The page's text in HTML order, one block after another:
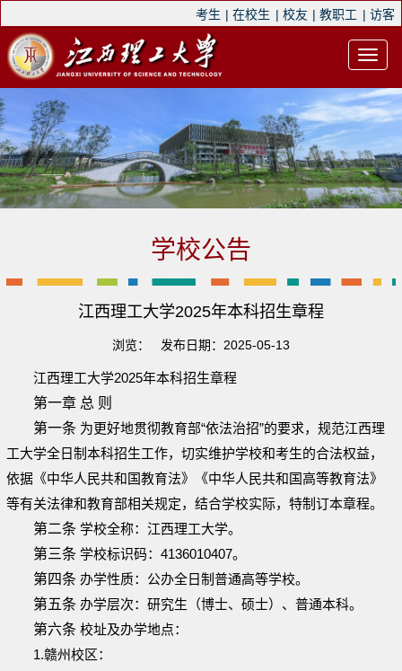
考生 | 在校生 | 校友 | 教职工 | 访客
学校公告
江西理工大学2025年本科招生章程
浏览： 发布日期：2025-05-13
江西理工大学2025年本科招生章程
第一章 总 则
第一条 为更好地贯彻教育部“依法治招”的要求，规范江西理
工大学全日制本科招生工作，切实维护学校和考生的合法权益，
依据《中华人民共和国教育法》《中华人民共和国高等教育法》
等有关法律和教育部相关规定，结合学校实际，特制订本章程。
第二条 学校全称：江西理工大学。
第三条 学校标识码：4136010407。
第四条 办学性质：公办全日制普通高等学校。
第五条 办学层次：研究生（博士、硕士）、普通本科。
第六条 校址及办学地点：
1.赣州校区：